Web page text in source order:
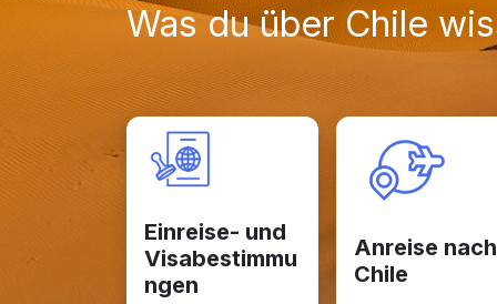
Was du über Chile
Einreise- und
Visabestimmu
ngen
Anreise nach
Chile